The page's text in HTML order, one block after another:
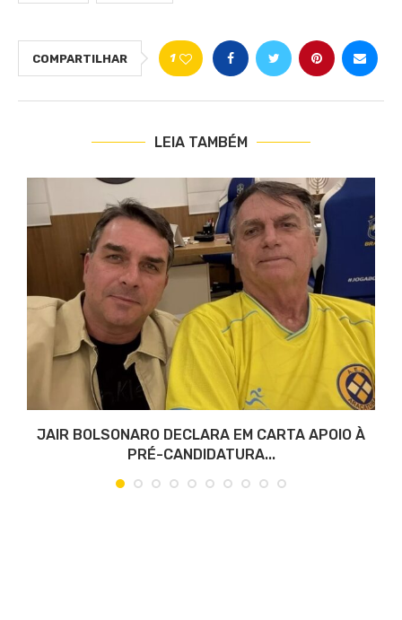
COMPARTILHAR 1
LEIA TAMBÉM
JAIR BOLSONARO DECLARA EM CARTA APOIO À
PRÉ-CANDIDATURA...